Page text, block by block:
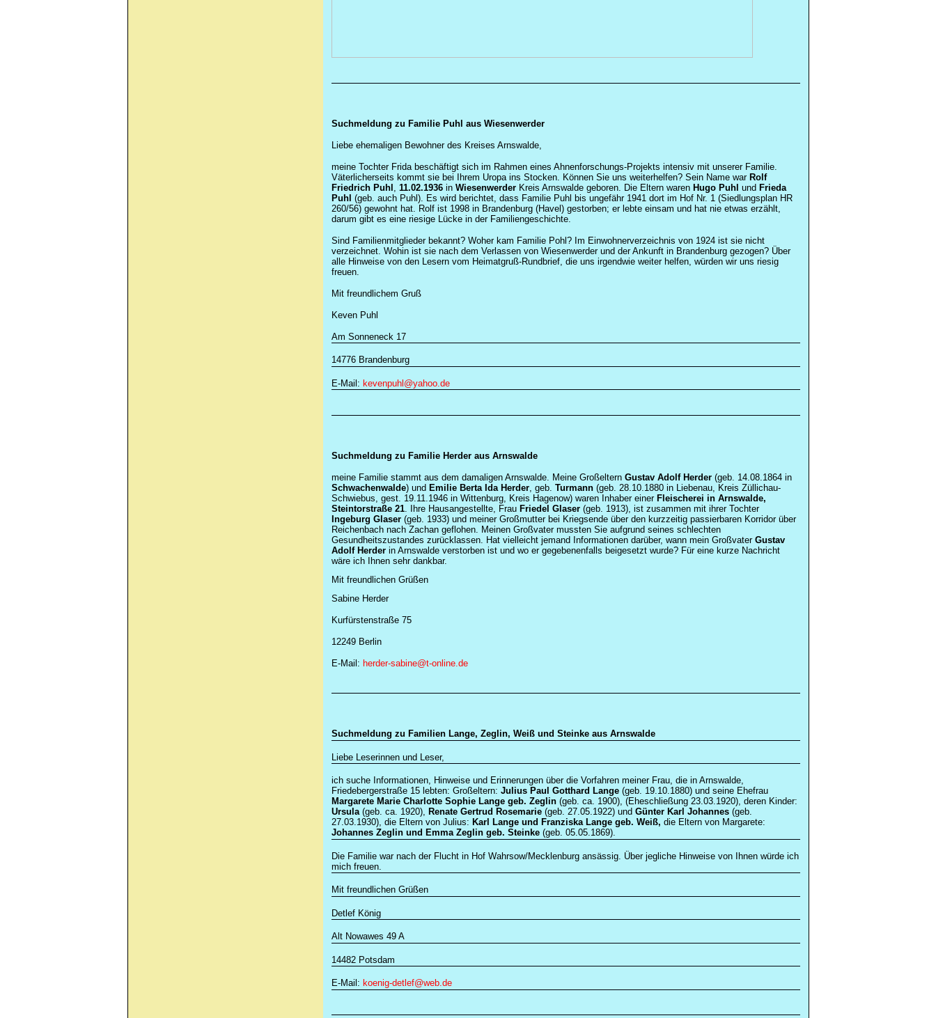
Suchmeldung zu Familie Puhl aus Wiesenwerder
Liebe ehemaligen Bewohner des Kreises Arnswalde,
meine Tochter Frida beschäftigt sich im Rahmen eines Ahnenforschungs-Projekts intensiv mit unserer Familie.
Väterlicherseits kommt sie bei Ihrem Uropa ins Stocken. Können Sie uns weiterhelfen? Sein Name war Rolf
Friedrich Puhl 11.02.1936in WiesenwerderKreis Arnswalde geboren. Die Eltern waren Hugo Puhl und Frieda
Puhl (geb. auch Puhl). Es wird berichtet, dass Familie Puhl bis ungefähr 1941 dort im Hof Nr. 1 (Siedlungsplan HR
260/56) gewohnt hat. Rolf ist 1998 in Brandenburg (Havel) gestorben; er lebte einsam und hat nie etwas erzählt,
darum gibt es eine riesige Lücke in der Familiengeschichte.
Sind Familienmitglieder bekannt? Woher kam Familie Pohl? Im Einwohnerverzeichnis von 1924 ist sie nicht
verzeichnet. Wohin ist sie nach dem Verlassen von Wiesenwerder und der Ankunft in Brandenburg gezogen? Über
alle Hinweise von den Lesern vom Heimatgruß-Rundbrief, die uns irgendwie weiter helfen, würden wir uns riesig
freuen.
Mit freundlichem Gruß
Keven Puhl
Am Sonneneck 17
14776 Brandenburg
E-Mail: kevenpuhl@yahoo.de
Suchmeldung zu Familie Herder aus Arnswalde
meine Familie stammt aus dem damaligen Arnswalde. Meine Großeltern Gustav Adolf Herder (geb. 14.08.1864 in
Schwachenwalde) und Emilie Berta Ida Herder, geb. Turmann (geb. 28.10.1880 in Liebenau, Kreis Züllichau-
Schwiebus, gest. 19.11.1946 in Wittenburg, Kreis Hagenow) waren Inhaber einer Fleischerei in Arnswalde,
Steintorstraße 21. Ihre Hausangestellte, Frau Friedel Glaser (geb. 1913), ist zusammen mit ihrer Tochter
Ingeburg Glaser (geb. 1933) und meiner Großmutter bei Kriegsende über den kurzzeitig passierbaren Korridor über
Reichenbach nach Zachan geflohen. Meinen Großvater mussten Sie aufgrund seines schlechten
Gesundheitszustandes zurücklassen. Hat vielleicht jemand Informationen darüber, wann mein Großvater Gustav
Adolf Herder in Arnswalde verstorben ist und wo er gegebenenfalls beigesetzt wurde? Für eine kurze Nachricht
wäre ich Ihnen sehr dankbar.
Mit freundlichen Grüßen
Sabine Herder
Kurfürstenstraße 75
12249 Berlin
E-Mail: herder-sabine@t-online.de
Suchmeldung zu Familien Lange, Zeglin, Weiß und Steinke aus Arnswalde
Liebe Leserinnen und Leser,
ich suche Informationen, Hinweise und Erinnerungen über die Vorfahren meiner Frau, die in Arnswalde,
Friedebergerstraße 15 lebten: Großeltern: Julius Paul Gotthard Lange (geb. 19.10.1880) und seine Ehefrau
Margarete Marie Charlotte Sophie Lange geb. Zeglin(geb. ca. 1900), (Eheschließung 23.03.1920), deren Kinder:
Ursula(geb. ca. 1920), Renate Gertrud Rosemarie(geb. 27.05.1922) und Günter Karl Johannes(geb.
27.03.1930), die Eltern von Julius: Karl Lange und Franziska Lange geb. Weiß, die Eltern von Margarete:
Johannes Zeglin und Emma Zeglin geb. Steinke(geb. 05.05.1869).
Die Familie war nach der Flucht in Hof Wahrsow/Mecklenburg ansässig. Über jegliche Hinweise von Ihnen würde ich
mich freuen.
Mit freundlichen Grüßen
Detlef König
Alt Nowawes 49 A
14482 Potsdam
E-Mail: koenig-detlef@web.de